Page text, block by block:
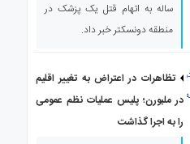
ساله به اتهام قتل یک پزشک در
منطقه دونسکتر خبر داد.
تظاهرات در اعتراض به تغییر اقلیم
در ملبورن؛ پلیس عملیات نظم عمومی
را به اجرا گذاشت